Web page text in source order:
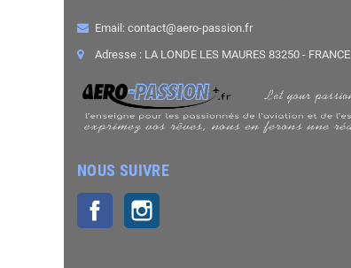
Email: contact@aero-passion.fr
Adresse : LA LONDE LES MAURES 83250 - FRANCE
NOUS SUIVRE
Facebook